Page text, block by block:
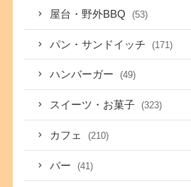
屋台・野外BBQ (53)
パン・サンドイッチ (171)
ハンバーガー (49)
スイーツ・お菓子 (323)
カフェ (210)
バー (41)